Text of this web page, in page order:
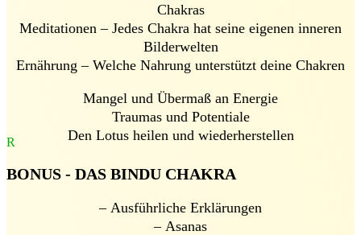
Chakras
Meditationen – Jedes Chakra hat seine eigenen inneren
Bilderwelten
Ernährung – Welche Nahrung unterstützt deine Chakren
Mangel und Übermaß an Energie
Traumas und Potentiale
Den Lotus heilen und wiederherstellen
R
BONUS - DAS BINDU CHAKRA
– Ausführliche Erklärungen
– Asanas